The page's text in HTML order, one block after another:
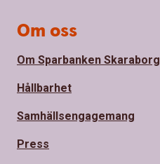
Om oss
Om Sparbanken Skaraborg
Hållbarhet
Samhällsengagemang
Press